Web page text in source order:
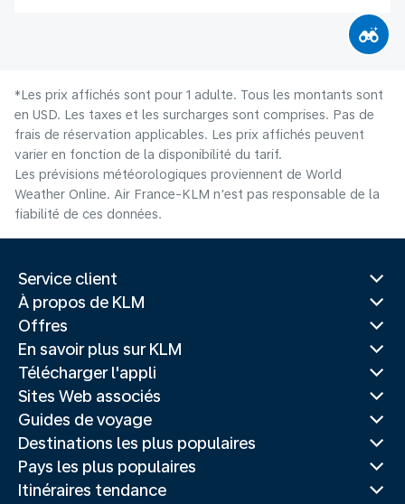
*Les prix affichés sont pour 1 adulte. Tous les montants sont
en USD. Les taxes et les surcharges sont comprises. Pas de
frais de réservation applicables. Les prix affichés peuvent
varier en fonction de la disponibilité du tarif.
Les prévisions météorologiques proviennent de World
Weather Online. Air France-KLM n'est pas responsable de la
fiabilité de ces données.
Service client
À propos de KLM
Offres
En savoir plus sur KLM
Télécharger l'appli
Sites Web associés
Guides de voyage
Destinations les plus populaires
Pays les plus populaires
Itinéraires tendance